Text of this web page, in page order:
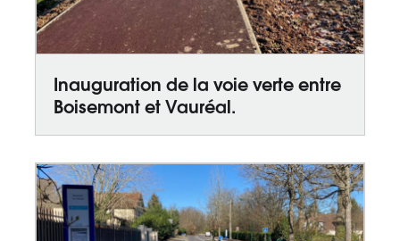
Inauguration de la voie verte entre
Boisemont et Vauréal.